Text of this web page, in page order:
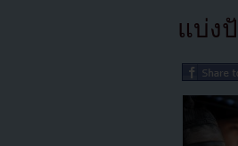
แบ่ง